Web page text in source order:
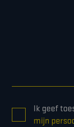
* Ik geef
mijn